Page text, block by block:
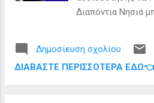
Διαπόντια Νησιά
νησιά. Οι
ανωτέρω
Δημοσίευση σχολίου
ΔΙΑΒΆΣΤΕ ΠΕΡΙΣΣΌΤΕΡΑ ΕΔΏ👈